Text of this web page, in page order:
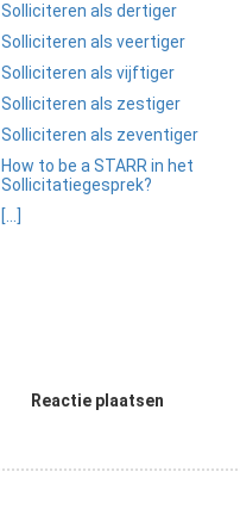
Solliciteren als dertiger
Solliciteren als veertiger
Solliciteren als vijftiger
Solliciteren als zestiger
Solliciteren als zeventiger
How to be a STARR in het
Sollicitatiegesprek?
[...]
Reactie plaatsen